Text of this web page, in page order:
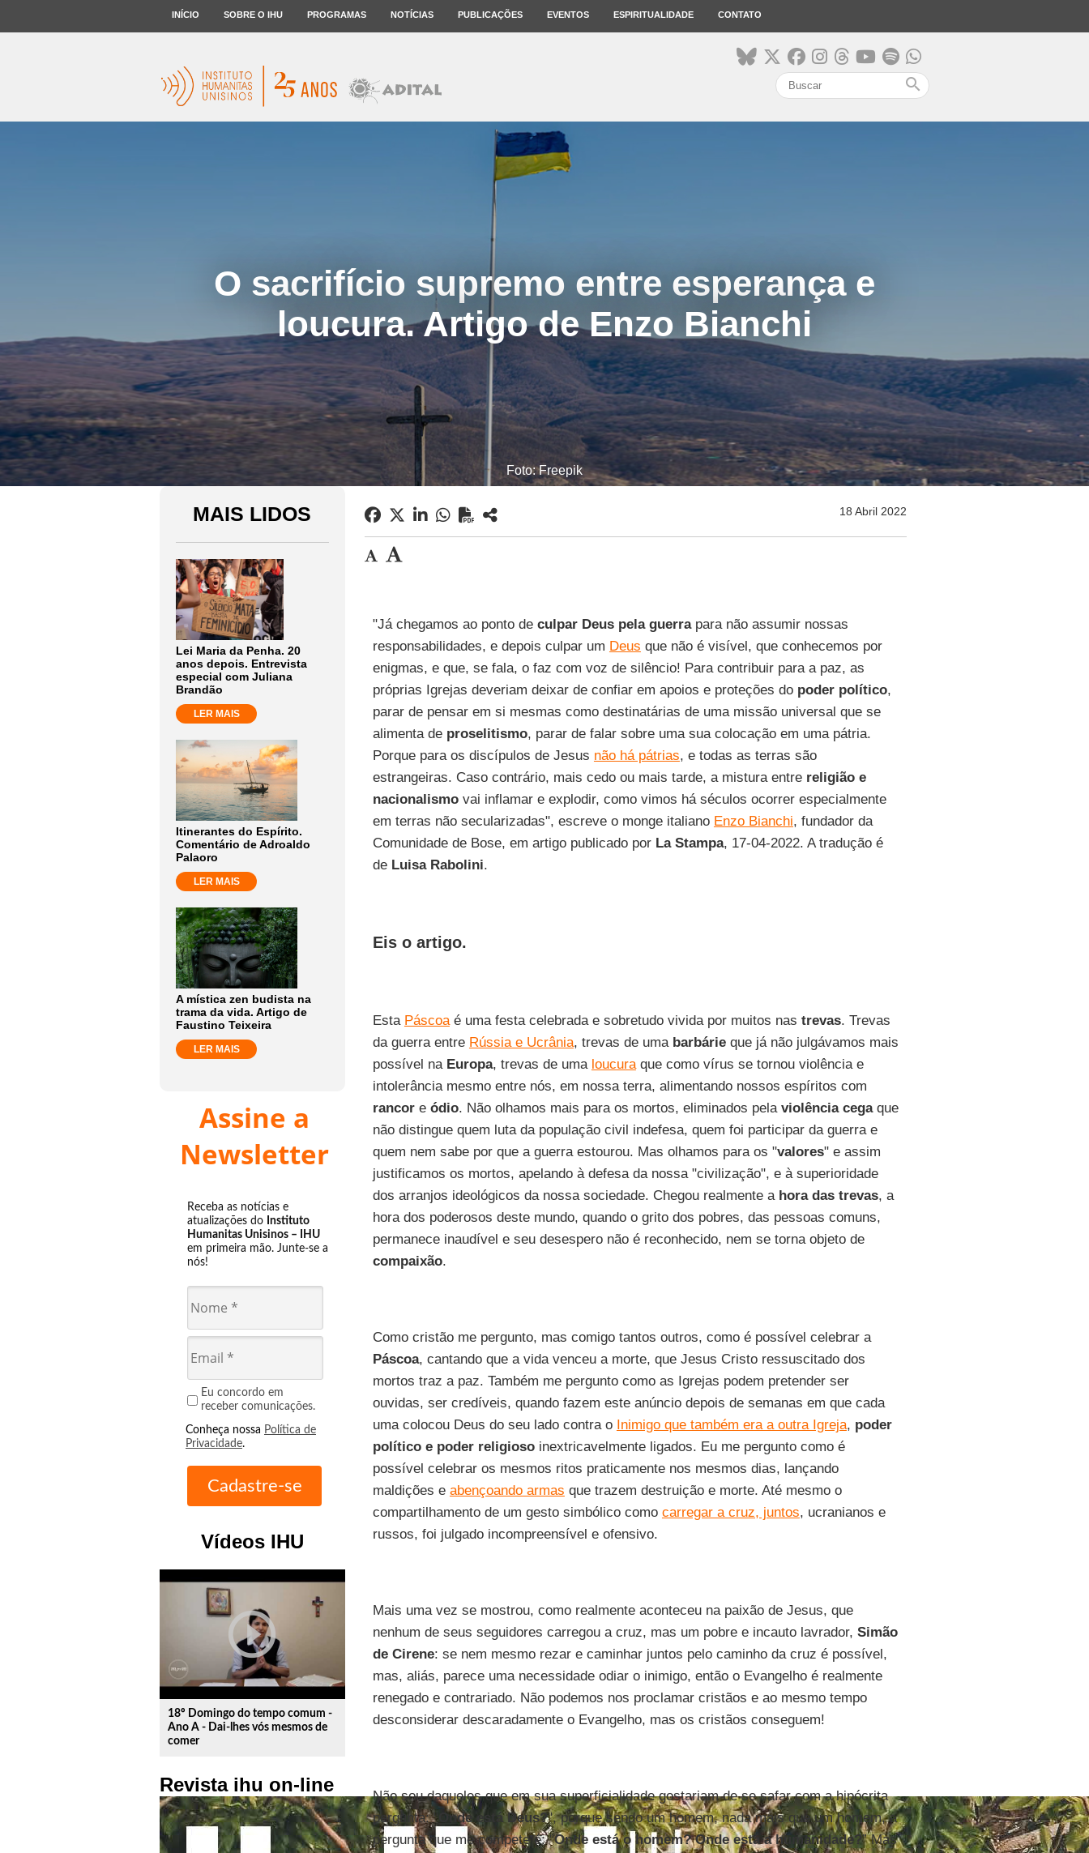
INÍCIO SOBRE O IHU PROGRAMAS NOTÍCIAS PUBLICAÇÕES EVENTOS ESPIRITUALIDADE CONTATO
search
O sacrifício supremo entre esperança e
loucura. Artigo de Enzo Bianchi
Foto: Freepik
MAIS LIDOS
Lei Maria da Penha. 20
anos depois. Entrevista
especial com Juliana
Brandão
LER MAIS
Itinerantes do Espírito.
Comentário de Adroaldo
Palaoro
LER MAIS
A mística zen budista na
trama da vida. Artigo de
Faustino Teixeira
LER MAIS
Assine a
Newsletter
Receba as notícias e
atualizações do Instituto
Humanitas Unisinos – IHU
em primeira mão. Junte-se a
nós!
Eu concordo em
receber comunicações.
Conheça nossa Política de
Privacidade.
Vídeos IHU
play_circle_outline
18º Domingo do tempo comum -
Ano A - Dai-lhes vós mesmos de
comer
Revista ihu on-line
18 Abril 2022
"Já chegamos ao ponto de culpar Deus pela guerrapara não assumir nossas
responsabilidades, e depois culpar um Deus que não é visível, que conhecemos por
enigmas, e que, se fala, o faz com voz de silêncio! Para contribuir para a paz, as
próprias Igrejas deveriam deixar de confiar em apoios e proteções do poder político,
parar de pensar em si mesmas como destinatárias de uma missão universal que se
alimenta de proselitismo, parar de falar sobre uma sua colocação em uma pátria.
Porque para os discípulos de Jesus não há pátrias, e todas as terras são
estrangeiras. Caso contrário, mais cedo ou mais tarde, a mistura entre religião e
nacionalismovai inflamar e explodir, como vimos há séculos ocorrer especialmente
em terras não secularizadas", escreve o monge italiano Enzo Bianchi, fundador da
Comunidade de Bose, em artigo publicado por La Stampa, 17-04-2022. A tradução é
de Luisa Rabolini.
Eis o artigo.
Esta Páscoaé uma festa celebrada e sobretudo vivida por muitos nas trevas. Trevas
da guerra entre Rússia e Ucrânia, trevas de uma barbárieque já não julgávamos mais
possível na Europa, trevas de uma loucuraque como vírus se tornou violência e
intolerância mesmo entre nós, em nossa terra, alimentando nossos espíritos com
rancore ódio. Não olhamos mais para os mortos, eliminados pela violência cegaque
não distingue quem luta da população civil indefesa, quem foi participar da guerra e
quem nem sabe por que a guerra estourou. Mas olhamos para os "valores" e assim
justificamos os mortos, apelando à defesa da nossa "civilização", e à superioridade
dos arranjos ideológicos da nossa sociedade. Chegou realmente a hora das trevas, a
hora dos poderosos deste mundo, quando o grito dos pobres, das pessoas comuns,
permanece inaudível e seu desespero não é reconhecido, nem se torna objeto de
compaixão.
Como cristão me pergunto, mas comigo tantos outros, como é possível celebrar a
Páscoa, cantando que a vida venceu a morte, que Jesus Cristo ressuscitado dos
mortos traz a paz. Também me pergunto como as Igrejas podem pretender ser
ouvidas, ser credíveis, quando fazem este anúncio depois de semanas em que cada
uma colocou Deus do seu lado contra o Inimigo que também era a outra Igreja, poder
político e poder religiosoinextricavelmente ligados. Eu me pergunto como é
possível celebrar os mesmos ritos praticamente nos mesmos dias, lançando
maldições e abençoando armas que trazem destruição e morte. Até mesmo o
compartilhamento de um gesto simbólico como carregar a cruz, juntos, ucranianos e
russos, foi julgado incompreensível e ofensivo.
Mais uma vez se mostrou, como realmente aconteceu na paixão de Jesus, que
nenhum de seus seguidores carregou a cruz, mas um pobre e incauto lavrador, Simão
de Cirene: se nem mesmo rezar e caminhar juntos pelo caminho da cruz é possível,
mas, aliás, parece uma necessidade odiar o inimigo, então o Evangelho é realmente
renegado e contrariado. Não podemos nos proclamar cristãos e ao mesmo tempo
desconsiderar descaradamente o Evangelho, mas os cristãos conseguem!
Não sou daqueles que em sua superficialidade gostariam de se safar com a hipócrita
pergunta: "Onde está Deus?", porque sendo um homem, nada mais que um homem, a
pergunta que me compete é: "Onde está o homem? Onde está a humanidade?” Mas